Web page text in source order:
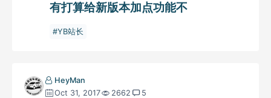
有打算给新版本加点功能不
YB站长
HeyMan
Oct 31, 2017
2662 5